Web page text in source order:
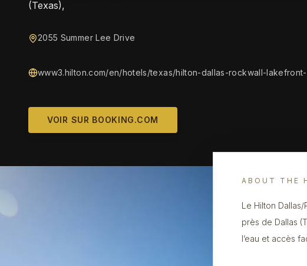
(Texas),
2055 Summer Lee Drive
www3.hilton.com/en/hotels/texas/hilton-dallas-rockwall-lakefront-
VOIR SUR BOOKING.COM
ABOUT THE
Le Hilton
près de Dallas
l’eau et accès